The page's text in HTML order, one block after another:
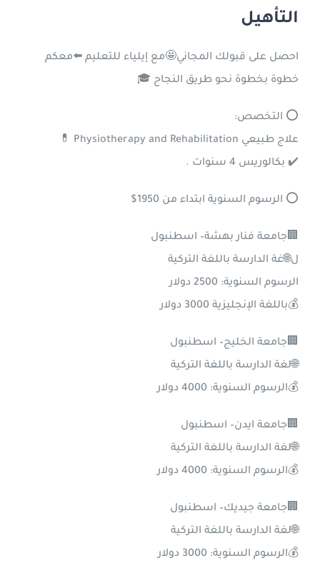
التأهيل
احصل على قبولك المجاني🤩مع إيلياء للتعليم ⬅️معكم
خطوة بخطوة نحو طريق النجاح 🎓
⭕ التخصص:
علاج طبيعي Physiotherapy and Rehabilitation 💊
✔️ بكالوريس 4 سنوات .
⭕ الرسوم السنوية ابتداء من 1950$
🏢جامعة فنار بهشة– اسطنبول
ل🌐غة الدارسة باللغة التركية
الرسوم السنوية: 2500 دولار
💰باللغة الإنجليزية 3000 دولار
🏢جامعة الخليج– اسطنبول
🌐لغة الدارسة باللغة التركية
💰الرسوم السنوية: 4000 دولار
🏢جامعة ايدن– اسطنبول
🌐لغة الدارسة باللغة التركية
💰الرسوم السنوية: 4000 دولار
🏢جامعة جيديك– اسطنبول
🌐لغة الدارسة باللغة التركية
💰الرسوم السنوية: 3000 دولار